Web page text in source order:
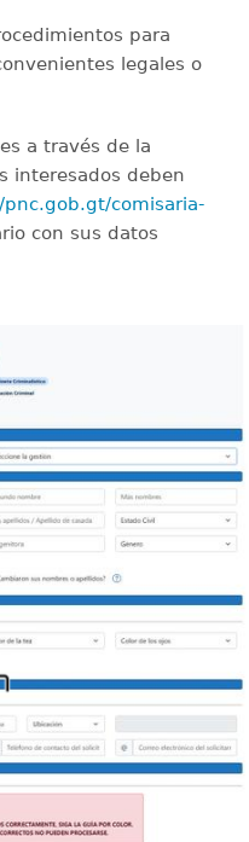
para
legales o
a través de la
interesados deben
comisaria-
con sus datos